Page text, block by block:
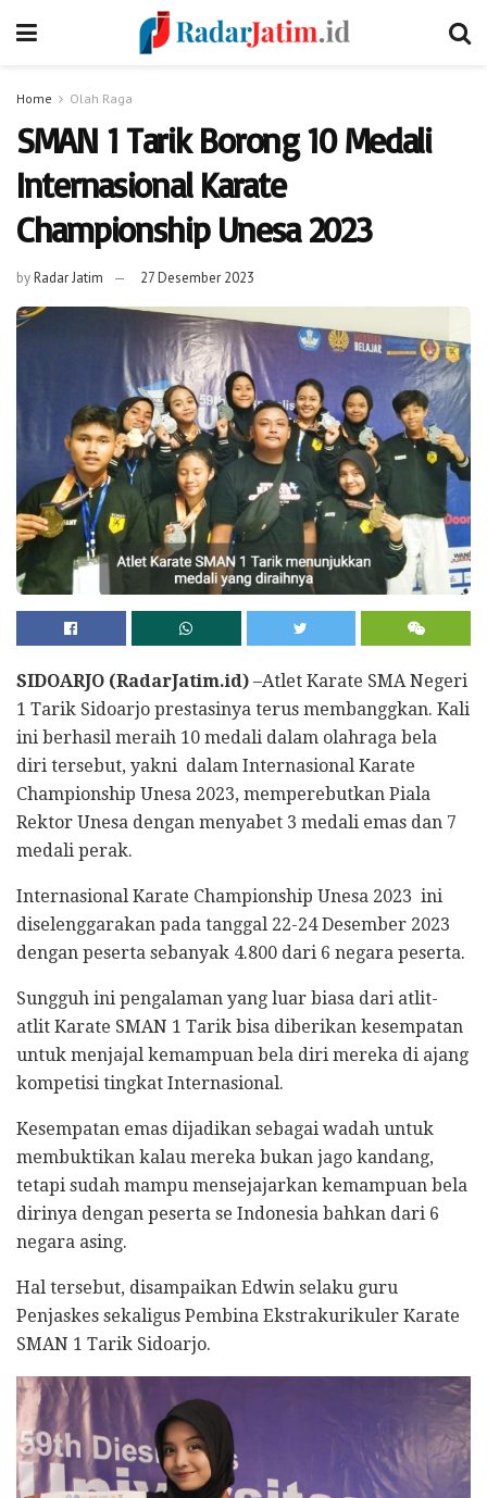
Home Olah Raga
SMAN 1 Tarik Borong 10 Medali
Internasional Karate
Championship Unesa 2023
byRadar Jatim 27 Desember 2023
SIDOARJO (RadarJatim.id) –Atlet Karate SMA Negeri
1 Tarik Sidoarjo prestasinya terus membanggkan. Kali
ini berhasil meraih 10 medali dalam olahraga bela
diri tersebut, yakni dalam Internasional Karate
Championship Unesa 2023, memperebutkan Piala
Rektor Unesa dengan menyabet 3 medali emas dan 7
medali perak.
Internasional Karate Championship Unesa 2023 ini
diselenggarakan pada tanggal 22-24 Desember 2023
dengan peserta sebanyak 4.800 dari 6 negara peserta.
Sungguh ini pengalaman yang luar biasa dari atlit-
atlit Karate SMAN 1 Tarik bisa diberikan kesempatan
untuk menjajal kemampuan bela diri mereka di ajang
kompetisi tingkat Internasional.
Kesempatan emas dijadikan sebagai wadah untuk
membuktikan kalau mereka bukan jago kandang,
tetapi sudah mampu mensejajarkan kemampuan bela
dirinya dengan peserta se Indonesia bahkan dari 6
negara asing.
Hal tersebut, disampaikan Edwin selaku guru
Penjaskes sekaligus Pembina Ekstrakurikuler Karate
SMAN 1 Tarik Sidoarjo.